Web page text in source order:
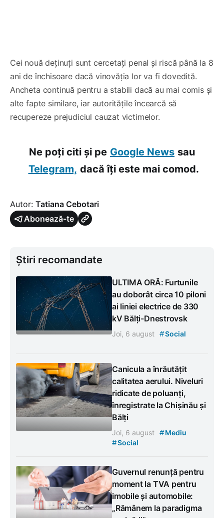
Cei nouă deținuți sunt cercetați penal și riscă până la 8
ani de închisoare dacă vinovăția lor va fi dovedită.
Ancheta continuă pentru a stabili dacă au mai comis și
alte fapte similare, iar autoritățile încearcă să
recupereze prejudiciul cauzat victimelor.
Ne poți citi și pe Google News sau
Telegram, dacă îți este mai comod.
Autor: Tatiana Cebotari
Abonează-te
Știri recomandate
ULTIMA ORĂ: Furtunile
au doborât circa 10 piloni
ai liniei electrice de 330
kV Bălți-Dnestrovsk
Joi, 6 august #Social
Canicula a înrăutățit
calitatea aerului. Niveluri
ridicate de poluanți,
înregistrate la Chișinău și
Bălți
Joi, 6 august #Mediu
#Social
Guvernul renunță pentru
moment la TVA pentru
imobile și automobile:
„Rămânem la paradigma